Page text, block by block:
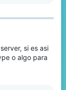
si es asi
o algo para